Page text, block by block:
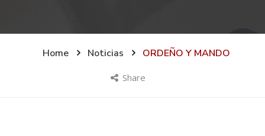
Home Noticias ORDEÑO Y MANDO
Share